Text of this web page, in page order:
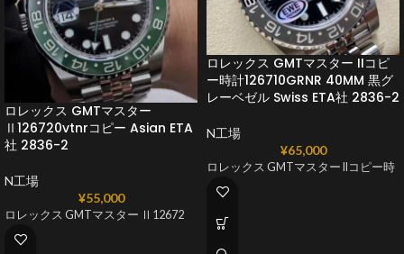
ロレックス GMTマスター
Ⅱ126720vtnrコピー Asian ETA
社 2836-2
N工場
¥55,000
ロレックス GMTマスター Ⅱ12672
ロレックス GMTマスター IIコピ
ー時計126710GRNR 40MM 黒グ
レーベゼル Swiss ETA社 2836-2
N工場
¥65,000
ロレックス GMTマスター IIコピー時